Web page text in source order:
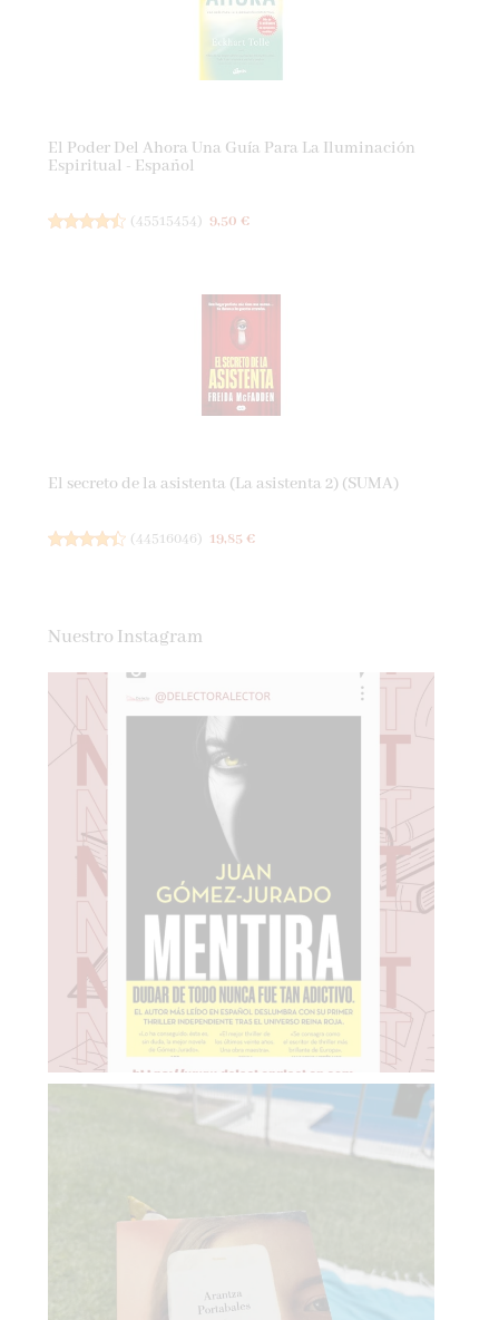
El Poder Del Ahora Una Guía Para La Iluminación
Espiritual - Español
( 45515454 ) 9,50 €
El secreto de la asistenta (La asistenta 2) (SUMA)
( 44516046) 19,85 €
Nuestro Instagram